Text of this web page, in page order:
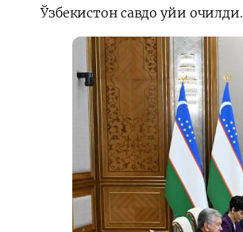
Ўзбекистон савдо уйи очилди.